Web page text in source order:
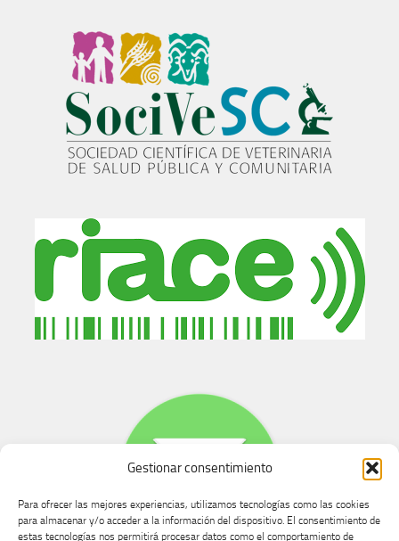
Gestionar consentimiento
Para ofrecer las mejores experiencias, utilizamos tecnologías como las cookies
para almacenar y/o acceder a la información del dispositivo. El consentimiento de
estas tecnologías nos permitirá procesar datos como el comportamiento de